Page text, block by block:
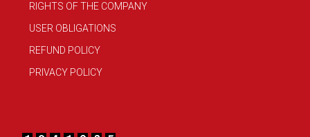
RIGHTS OF THE COMPANY
USER OBLIGATIONS
REFUND POLICY
PRIVACY POLICY